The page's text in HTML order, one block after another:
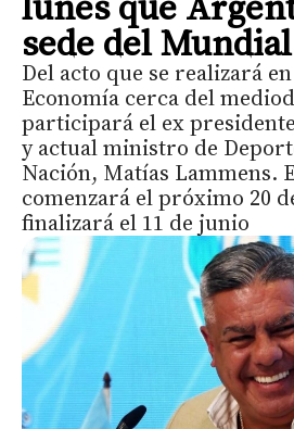
sede del
Del acto que se realizará
Economía cerca del
participará el ex
y actual ministro de
Nación, Matías Lammens.
comenzará el próximo 20
finalizará el 11 de junio